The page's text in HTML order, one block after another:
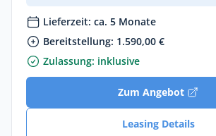
Lieferzeit: ca. 5 Monate
Bereitstellung: 1.590,00 €
Zulassung: inklusive
Zum Angebot
Leasing Details